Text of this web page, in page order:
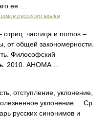
ея …
русского языка
отриц. частица и nomos –
от общей закономерности.
Философский
2010. АНОМА …
отступление, уклонение,
уклонение. .. Ср.
русских синонимов и